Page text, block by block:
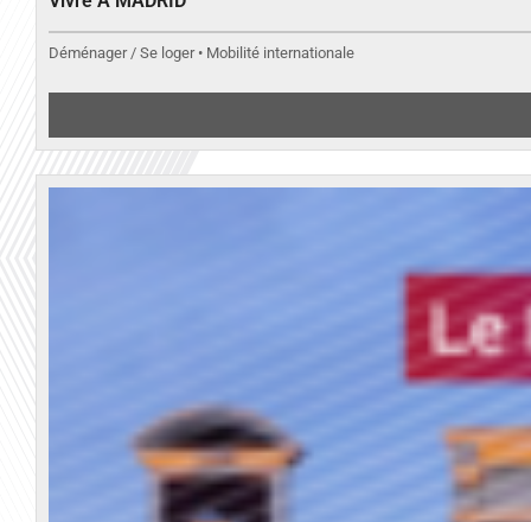
Déménager / Se loger • Mobilité internationale